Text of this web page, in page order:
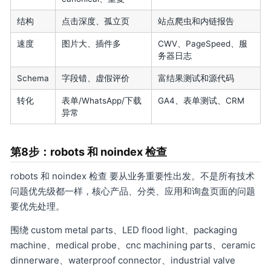
结构 点击深度、孤立页 站点爬虫和内链报告
速度 图片大、插件多
CWV、PageSpeed、服
务器日志
Schema 字段错、虚假评价 富结果测试和源代码
转化
表单/WhatsApp/下载
异常
GA4、表单测试、CRM
第8步：robots 和 noindex 检查
robots 和 noindex 检查 要从业务重要性出发。不是所有技术
问题优先级都一样，核心产品、分类、应用和询盘页面的问题
要优先处理。
围绕 custom metal parts、LED flood light、packaging
machine、medical probe、cnc machining parts、ceramic
dinnerware、waterproof connector、industrial valve